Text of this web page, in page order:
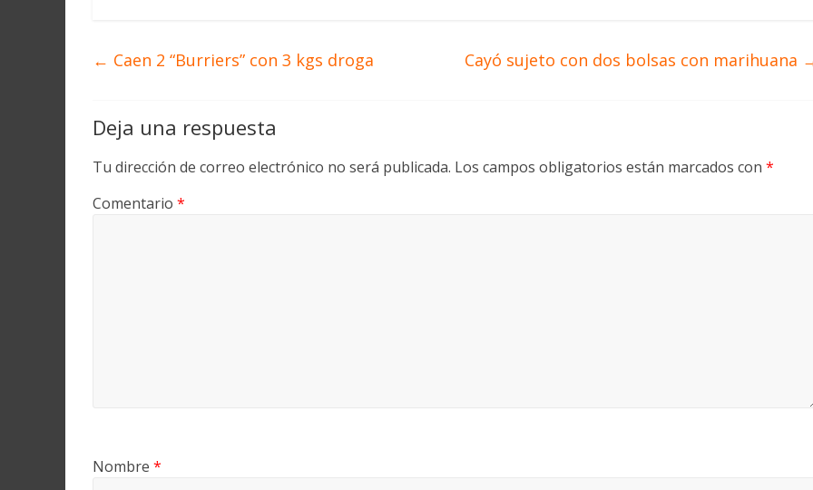
← Caen 2 “Burriers” con 3 kgs droga Cayó sujeto con dos bolsas con marihuana
Deja una respuesta
Tu dirección de correo electrónico no será publicada. Los campos obligatorios están marcados con *
Comentario *
Nombre *